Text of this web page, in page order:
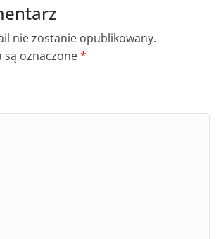
nie zostanie opublikowany.
są oznaczone*